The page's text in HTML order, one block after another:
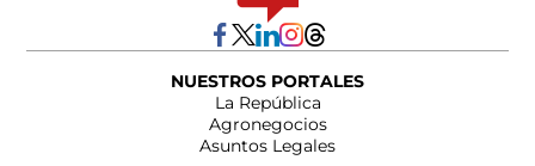
NUESTROS PORTALES
La República
Agronegocios
Asuntos Legales